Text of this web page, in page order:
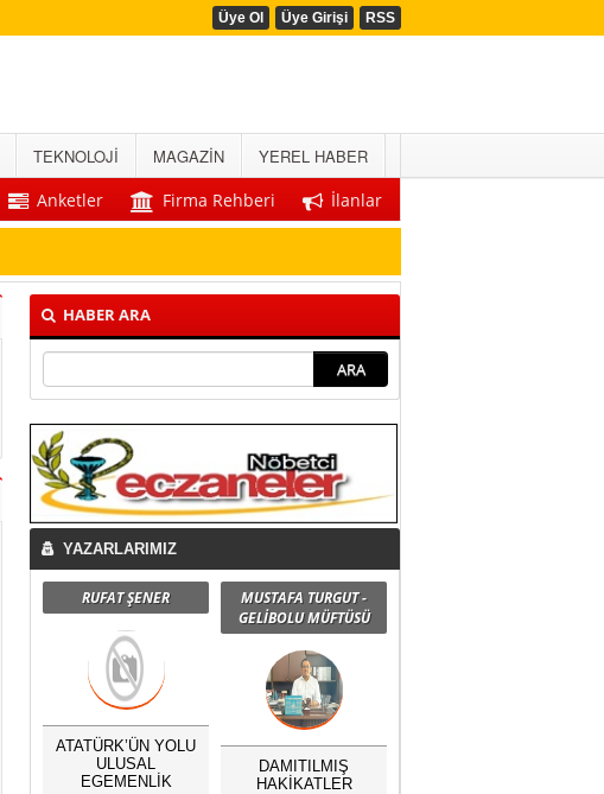
Üye Ol Üye Girişi RSS
TEKNOLOJİ MAGAZİN
YEREL HABER
Anketler Firma Rehberi İlanlar
HABER ARA
YAZARLARIMIZ
RUFAT ŞENER
ATATÜRK’ÜN YOLU
ULUSAL
EGEMENLİK
MUSTAFA TURGUT -
GELİBOLU MÜFTÜSÜ
DAMITILMIŞ
HAKİKATLER